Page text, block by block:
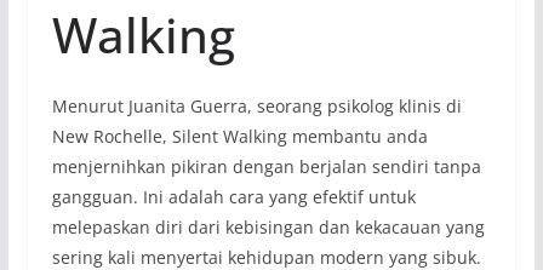
Walking
Menurut Juanita Guerra, seorang psikolog klinis di
New Rochelle, Silent Walking membantu anda
menjernihkan pikiran dengan berjalan sendiri tanpa
gangguan. Ini adalah cara yang efektif untuk
melepaskan diri dari kebisingan dan kekacauan yang
sering kali menyertai kehidupan modern yang sibuk.